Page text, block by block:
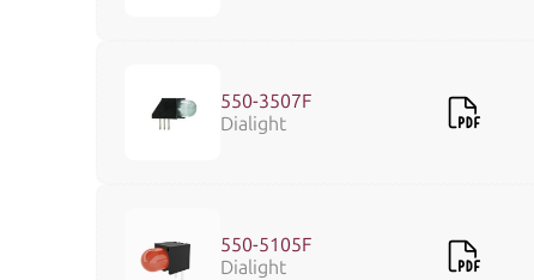
550-3507F
Dialight
550-5105F
Dialight